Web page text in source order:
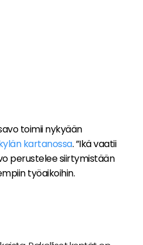
toimii nykyään
kartanossa. ”Ikä vaatii
perustelee siirtymistään
työaikoihin.